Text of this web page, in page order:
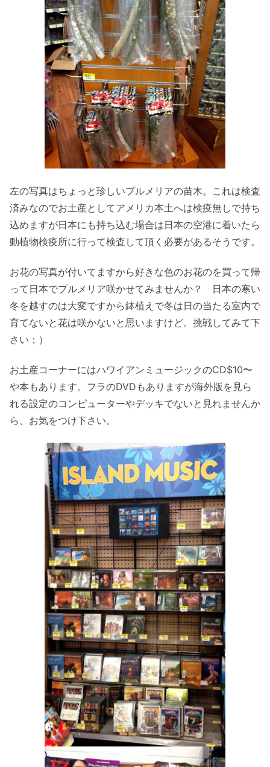
左の写真はちょっと珍しいプルメリアの苗木。これは検査
済みなのでお土産としてアメリカ本土へは検疫無しで持ち
込めますが日本にも持ち込む場合は日本の空港に着いたら
動植物検疫所に行って検査して頂く必要があるそうです。
お花の写真が付いてますから好きな色のお花のを買って帰
って日本でプルメリア咲かせてみませんか？ 日本の寒い
冬を越すのは大変ですから鉢植えで冬は日の当たる室内で
育てないと花は咲かないと思いますけど。挑戦してみて下
さい；）
お土産コーナーにはハワイアンミュージックのCD$10〜
や本もあります。フラのDVDもありますが海外版を見ら
れる設定のコンピューターやデッキでないと見れませんか
ら、お気をつけ下さい。